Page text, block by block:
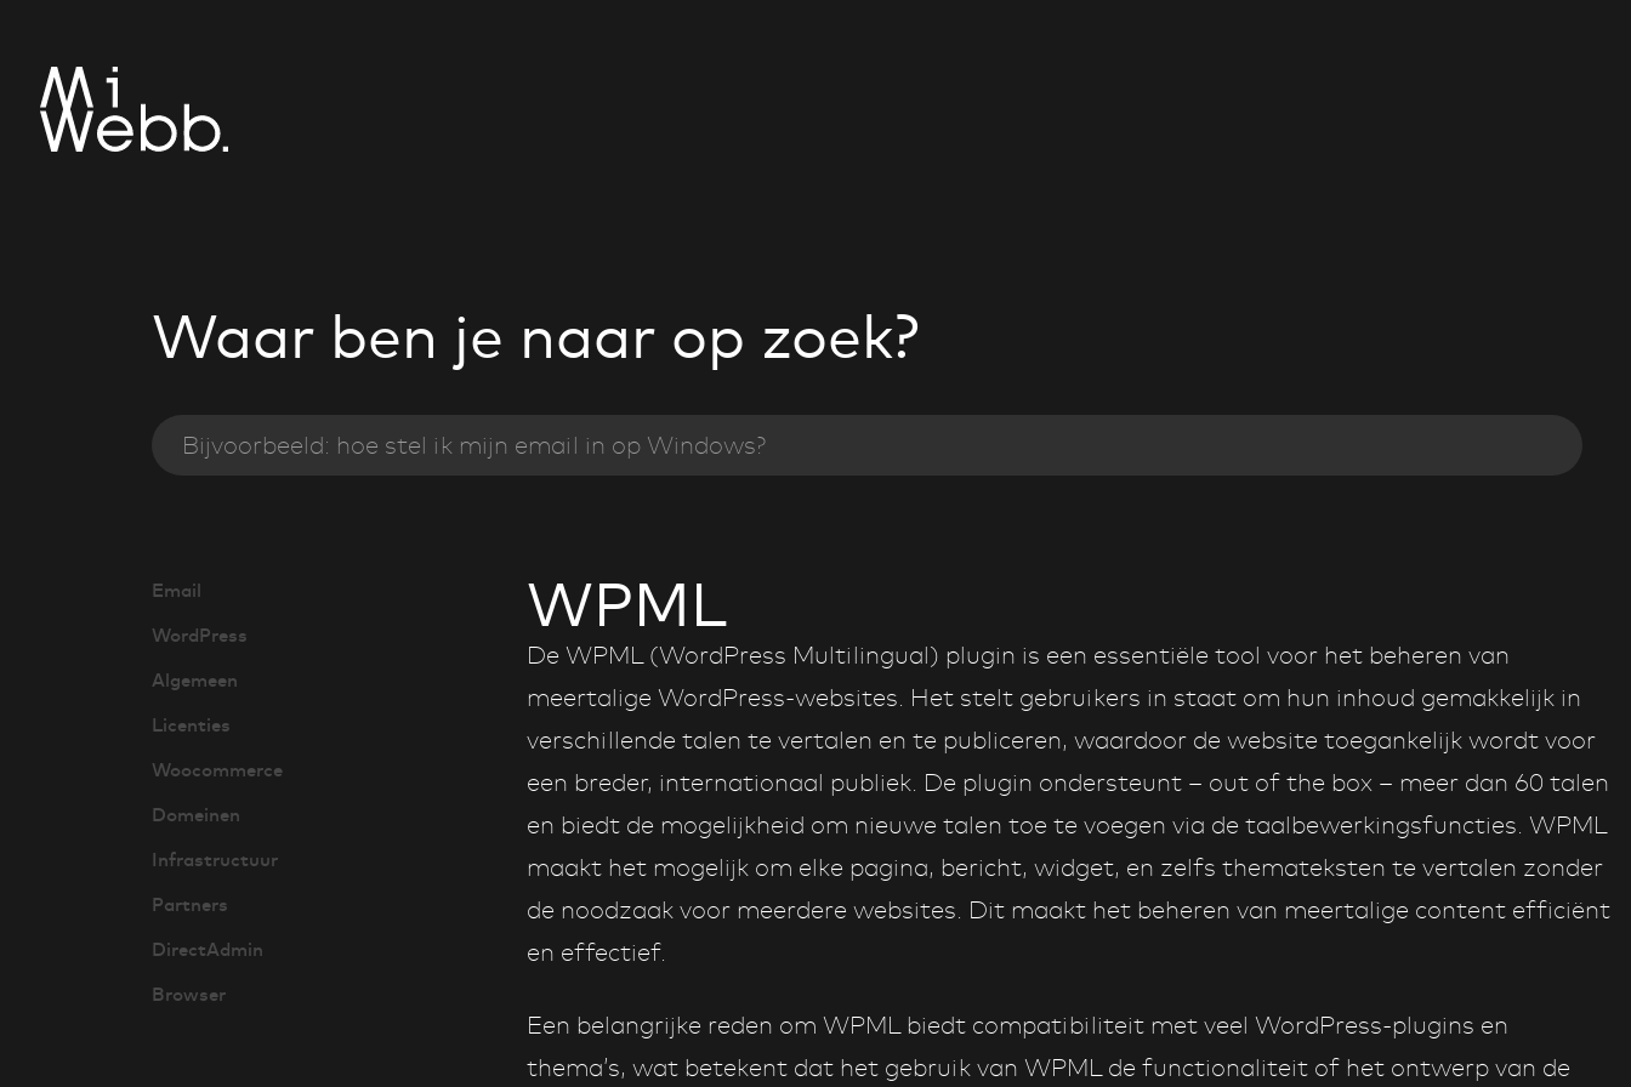
Waar ben je naar op zoek?
Email
WordPress
Algemeen
Licenties
Woocommerce
Domeinen
Infrastructuur
Partners
DirectAdmin
Browser
WPML
De WPML (WordPress Multilingual) plugin is een essentiële tool voor het beheren van
meertalige WordPress-websites. Het stelt gebruikers in staat om hun inhoud gemakkelijk in
verschillende talen te vertalen en te publiceren, waardoor de website toegankelijk wordt voor
een breder, internationaal publiek. De plugin ondersteunt – out of the box – meer dan 60 talen
en biedt de mogelijkheid om nieuwe talen toe te voegen via de taalbewerkingsfuncties. WPML
maakt het mogelijk om elke pagina, bericht, widget, en zelfs themateksten te vertalen zonder
de noodzaak voor meerdere websites. Dit maakt het beheren van meertalige content efficiënt
en effectief.
Een belangrijke reden om WPML biedt compatibiliteit met veel WordPress-plugins en
thema’s, wat betekent dat het gebruik van WPML de functionaliteit of het ontwerp van de